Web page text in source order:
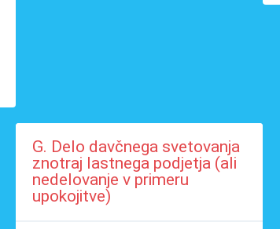
G. Delo davčnega svetovanja
znotraj lastnega podjetja (ali
nedelovanje v primeru
upokojitve)